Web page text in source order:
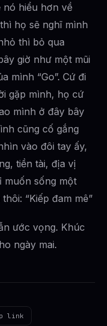
hiểu hơn về
họ sẽ nghĩ mình
thì bỏ qua
giờ như một mũi
mình “Go”. Cứ đi
gặp mình, họ cứ
mình ở đây bây
cũng cố gắng
vào đôi tay ấy,
tiền tài, địa vị
muốn sống một
“Kiếp đam mê”
ước vọng. Khúc
ngày mai.
link